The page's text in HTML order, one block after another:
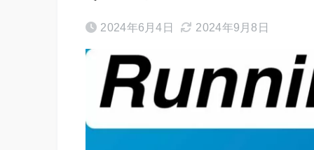
2024年6月4日 2024年9月8日